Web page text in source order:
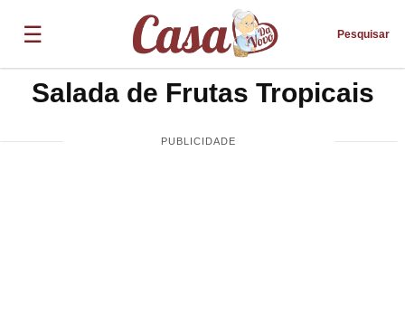
☰ Pesquisar
Salada de Frutas Tropicais